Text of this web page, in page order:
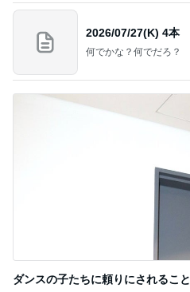
2026/07/27(K) 4本
何でかな？何でだろ？
ダンスの子たちに頼りにされること